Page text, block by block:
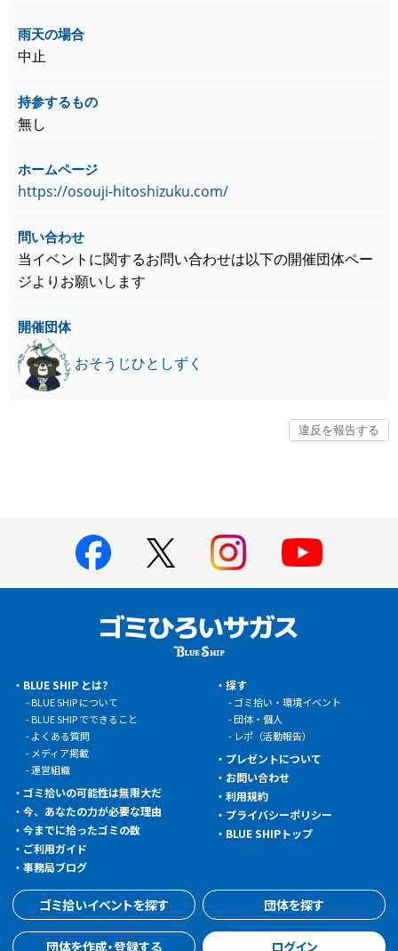
雨天の場合
中止
持参するもの
無し
ホームページ
https://osouji-hitoshizuku.com/
問い合わせ
当イベントに関するお問い合わせは以下の開催団体ペー
ジよりお願いします
開催団体
おそうじひとしずく
BLUE SHIP とは?
BLUE SHIP について
BLUE SHIP でできること
よくある質問
メディア掲載
運営組織
ゴミ拾いの可能性は無限大だ
今、あなたの力が必要な理由
今までに拾ったゴミの数
ご利用ガイド
事務局ブログ
探す
ゴミ拾い・環境イベント
団体・個人
レポ（活動報告）
プレゼントについて
お問い合わせ
利用規約
プライバシーポリシー
BLUE SHIPトップ
ゴミ拾いイベントを探す 団体を探す
団体を作成・登録する ログイン